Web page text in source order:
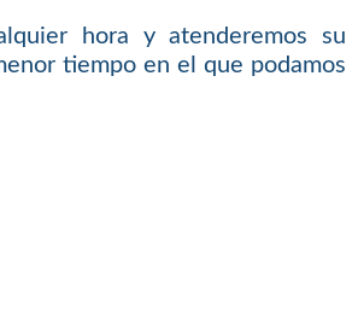
hora y atenderemos su
tiempo en el que podamos